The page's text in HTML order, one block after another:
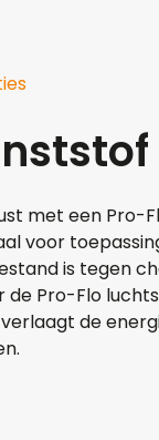
met een Pro-
voor
is tegen
de Pro-Flo
de